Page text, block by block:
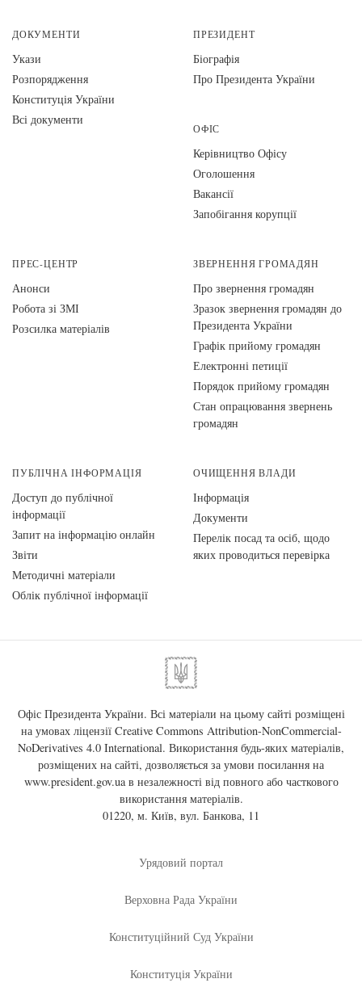
ДОКУМЕНТИ
Укази
Розпорядження
Конституція України
Всі документи
ПРЕЗИДЕНТ
Біографія
Про Президента України
ОФІС
Керівництво Офісу
Оголошення
Вакансії
Запобігання корупції
ПРЕС-ЦЕНТР
Анонси
Робота зі ЗМІ
Розсилка матеріалів
ЗВЕРНЕННЯ ГРОМАДЯН
Про звернення громадян
Зразок звернення громадян до
Президента України
Графік прийому громадян
Електронні петиції
Порядок прийому громадян
Стан опрацювання звернень
громадян
ПУБЛІЧНА ІНФОРМАЦІЯ
Доступ до публічної
інформації
Запит на інформацію онлайн
Звіти
Методичні матеріали
Облік публічної інформації
ОЧИЩЕННЯ ВЛАДИ
Інформація
Документи
Перелік посад та осіб, щодо
яких проводиться перевірка
Офіс Президента України. Всі матеріали на цьому сайті розміщені
на умовах ліцензії Creative Commons Attribution-NonCommercial-
NoDerivatives 4.0 International. Використання будь-яких матеріалів,
розміщених на сайті, дозволяється за умови посилання на
www.president.gov.uaв незалежності від повного або часткового
використання матеріалів.
01220, м. Київ, вул. Банкова, 11
Урядовий портал
Верховна Рада України
Конституційний Суд України
Конституція України